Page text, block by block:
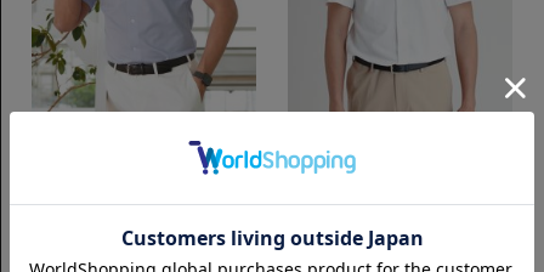
半袖 Horizontal 鹿の子ポロシャツ